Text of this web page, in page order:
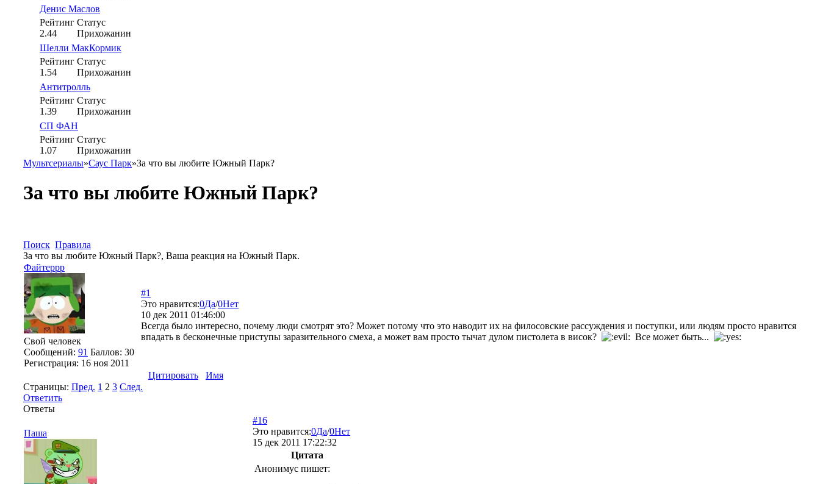
Денис Маслов
Рейтинг
2.44
Статус
Прихожанин
Шелли МакКормик
Рейтинг
1.54
Статус
Прихожанин
Антитролль
Рейтинг
1.39
Статус
Прихожанин
СП ФАН
Рейтинг
1.07
Статус
Прихожанин
Мультсериалы»Саус Парк»За что вы любите Южный Парк?
За что вы любите Южный Парк?
Поиск Правила
За что вы любите Южный Парк?, Ваша реакция на Южный Парк.
Файтеррр
Свой человек
Сообщений: 91 Баллов: 30
Регистрация: 16 ноя 2011
#1
Это нравится:0Да/0Нет
10 дек 2011 01:46:00
Всегда было интересно, почему люди смотрят это? Может потому что это наводит их на филосовские рассуждения и поступки, или людям просто нравится
впадать в бесконечные приступы заразительного смеха, а может вам просто тычат дулом пистолета в висок?
Все может быть...
Цитировать
Имя
Страницы: Пред. 1 2 3 След.
Ответить
Ответы
Паша
#16
Это нравится:0Да/0Нет
15 дек 2011 17:22:32
Цитата
Анонимус пишет: